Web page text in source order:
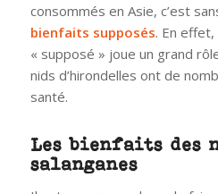
consommés en Asie, c’est
bienfaits supposés. En
« supposé » joue un grand
nids d’hirondelles ont de
santé.
Les bienfaits des
salanganes